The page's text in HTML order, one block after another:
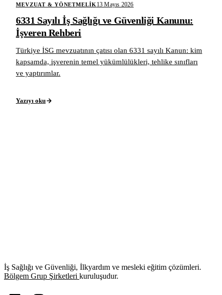
MEVZUAT & YÖNETMELIK 13 Mayıs 2026
6331 Sayılı İş Sağlığı ve Güvenliği Kanunu:
İşveren Rehberi
Türkiye İSG mevzuatının çatısı olan 6331 sayılı Kanun: kim
kapsamda, işverenin temel yükümlülükleri, tehlike sınıfları
ve yaptırımlar.
Yazıyı oku
İş Sağlığı ve Güvenliği, İlkyardım ve mesleki eğitim çözümleri.
Bölgem Grup Şirketleri kuruluşudur.